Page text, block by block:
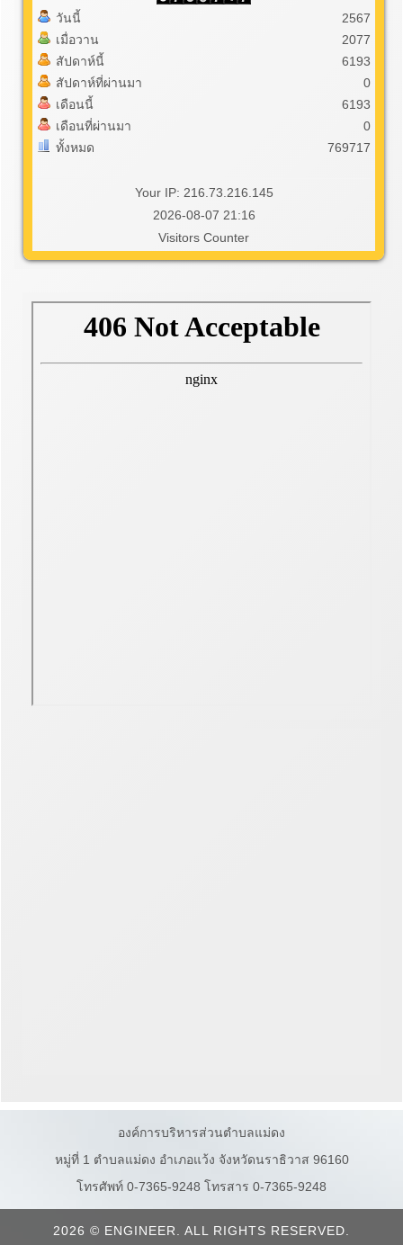
วันนี้
เมื่อวาน
สัปดาห์นี้
สัปดาห์ที่ผ่านมา
เดือนนี้
เดือนที่ผ่านมา
ทั้งหมด
2567
2077
6193
0
6193
0
769717
Your IP: 216.73.216.145
2026-08-07 21:16
Visitors Counter
องค์การบริหารส่วนตำบลแม่ดง
หมู่ที่ 1 ตำบลแม่ดง อำเภอแว้ง จังหวัดนราธิวาส 96160
โทรศัพท์ 0-7365-9248 โทรสาร 0-7365-9248
2026 © ENGINEER. ALL RIGHTS RESERVED.